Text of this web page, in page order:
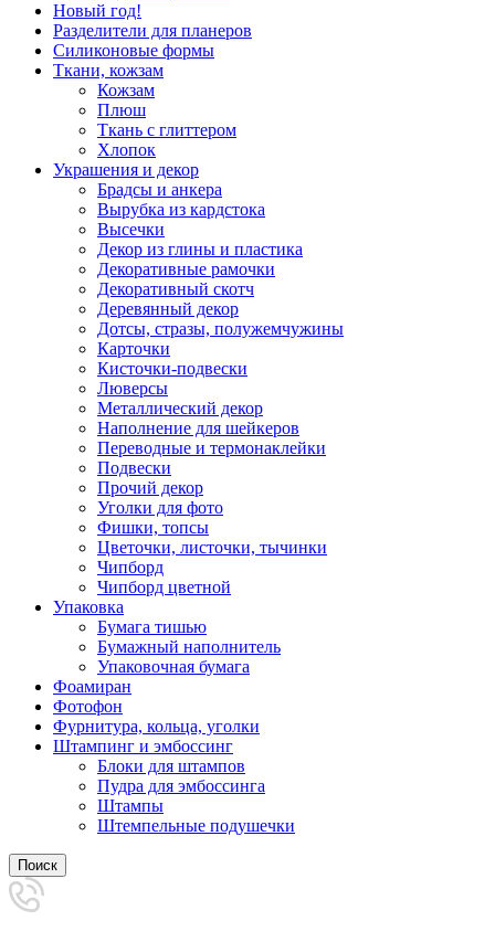
Новый год!
Разделители для планеров
Силиконовые формы
Ткани, кожзам
Кожзам
Плюш
Ткань с глиттером
Хлопок
Украшения и декор
Брадсы и анкера
Вырубка из кардстока
Высечки
Декор из глины и пластика
Декоративные рамочки
Декоративный скотч
Деревянный декор
Дотсы, стразы, полужемчужины
Карточки
Кисточки-подвески
Люверсы
Металлический декор
Наполнение для шейкеров
Переводные и термонаклейки
Подвески
Прочий декор
Уголки для фото
Фишки, топсы
Цветочки, листочки, тычинки
Чипборд
Чипборд цветной
Упаковка
Бумага тишью
Бумажный наполнитель
Упаковочная бумага
Фоамиран
Фотофон
Фурнитура, кольца, уголки
Штампинг и эмбоссинг
Блоки для штампов
Пудра для эмбоссинга
Штампы
Штемпельные подушечки
Поиск